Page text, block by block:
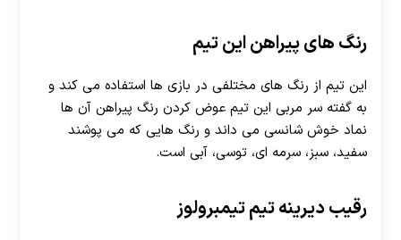
رنگ های پیراهن این تیم
این تیم از رنگ های مختلفی در بازی ها استفاده می کند و
به گفته سر مربی این تیم عوض کردن رنگ پیراهن آن ها
نماد خوش شانسی می داند و رنگ هایی که می پوشند
سفید، سبز، سرمه ای، توسی، آبی است.
رقیب دیرینه تیم تیمبرولوز